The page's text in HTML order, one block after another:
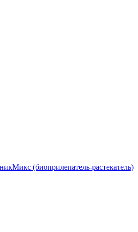
(биоприлепатель-растекатель)